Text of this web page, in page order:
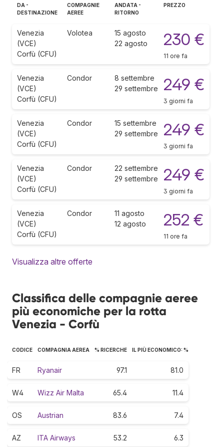
DA -
DESTINAZIONE
COMPAGNIE
AEREE
ANDATA -
RITORNO
PREZZO
Venezia
(VCE)
Corfù (CFU)
Volotea
15 agosto
22 agosto
230 €
11 ore fa
Venezia
(VCE)
Corfù (CFU)
Condor
8 settembre
29 settembre
249 €
3 giorni fa
Venezia
(VCE)
Corfù (CFU)
Condor
15 settembre
29 settembre
249 €
3 giorni fa
Venezia
(VCE)
Corfù (CFU)
Condor
22 settembre
29 settembre
249 €
3 giorni fa
Venezia
(VCE)
Corfù (CFU)
Condor
11 agosto
12 agosto
252 €
11 ore fa
Visualizza altre offerte
Classifica delle compagnie aeree
più economiche per la rotta
Venezia - Corfù
CODICE COMPAGNIA AEREA % RICERCHE IL PIÙ ECONOMICO: %
FR Ryanair 97.1 81.0
W4 Wizz Air Malta 65.4 11.4
OS Austrian 83.6 7.4
AZ ITA Airways 53.2 6.3